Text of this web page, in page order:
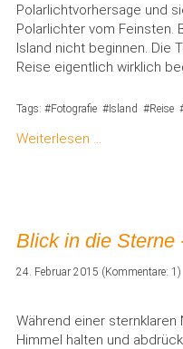
Polarlichtvorhersage und
Polarlichter vom Feinsten.
Island nicht beginnen. Die
Reise eigentlich wirklich
Tags: Fotografie Island Reise
Weiterlesen …
Blick in die Sterne
24. Februar 2015 (Kommentare: 1)
Während einer
Himmel halten und